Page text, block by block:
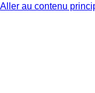
Aller au contenu